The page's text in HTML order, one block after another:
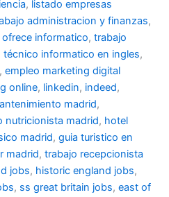
, listado empresas
administracion y finanzas,
ofrece informatico, trabajo
técnico informatico en ingles,
, empleo marketing digital
online, linkedin, indeed,
madrid,
nutricionista madrid, hotel
madrid, guia turistico en
madrid, trabajo recepcionista
jobs, historic england jobs,
, ss great britain jobs, east of